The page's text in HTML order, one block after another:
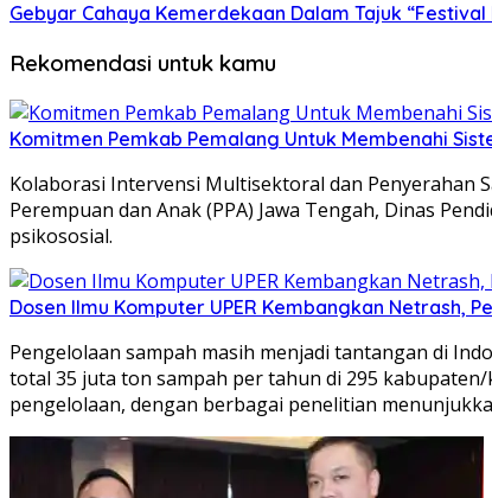
Gebyar Cahaya Kemerdekaan Dalam Tajuk
Rekomendasi untuk kamu
Komitmen Pemkab Pemalang Untuk Membenahi
Kolaborasi Intervensi Multisektoral dan Penyerahan
Perempuan dan Anak (PPA) Jawa Tengah, Dinas
psikososial.
Dosen Ilmu Komputer UPER Kembangkan Netrash,
Pengelolaan sampah masih menjadi tantangan di
total 35 juta ton sampah per tahun di 295
pengelolaan, dengan berbagai penelitian